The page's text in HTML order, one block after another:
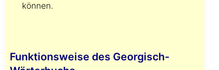
können.
Funktionsweise des Georgisch-